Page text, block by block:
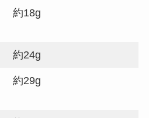
約18g
約24g
約29g